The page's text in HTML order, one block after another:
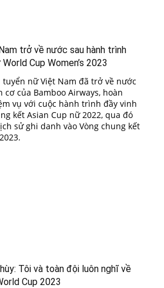
trở về nước sau hành trình
Cup Women’s 2023
tuyển nữ Việt Nam đã trở về nước
của Bamboo Airways, hoàn
vụ với cuộc hành trình đầy vinh
kết Asian Cup nữ 2022, qua đó
sử ghi danh vào Vòng chung kết
Tôi và toàn đội luôn nghĩ về
Cup 2023